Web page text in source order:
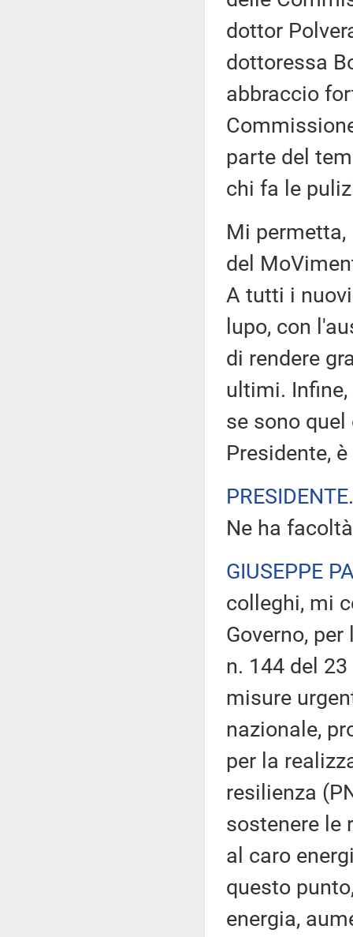
dottor
dottoressa
abbraccio
parte del
chi fa le
Mi
del
A tutti i
lupo, con
di rendere
ultimi.
se sono quel
Presidente,
PRESIDENTE
Ne ha
GIUSEPPE
colleghi, mi
Governo,
n. 144 del
misure
nazionale,
per la
resilienza
sostenere le
al caro
questo
energia,